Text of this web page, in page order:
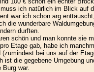
ich natürlich im Blick auf
war ich schon arg
die wunderbare
durften.
schön und man konnte sie
Etage gab, habe ich
bei uns auf der
ist die gegebene Umgebung
war.